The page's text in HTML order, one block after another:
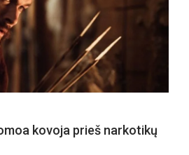
–
NAUJAME
DOKUMENTINIAME
SERIALE
„KELYJE“
kovoja prieš narkotikų